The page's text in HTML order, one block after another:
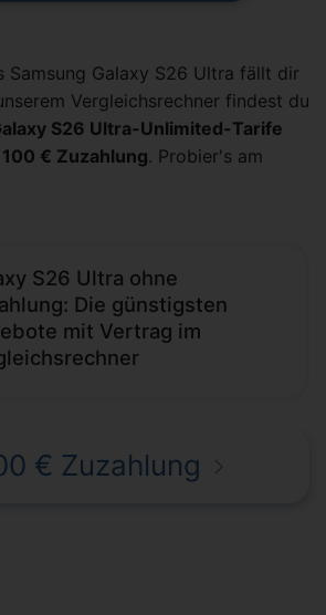
Samsung Galaxy S26 Ultra fällt dir
Vergleichsrechner findest du
S26 Ultra-Unlimited-Tarife
€ Zuzahlung. Probier's am
S26 Ultra ohne
Die günstigsten
mit Vertrag im
€ Zuzahlung